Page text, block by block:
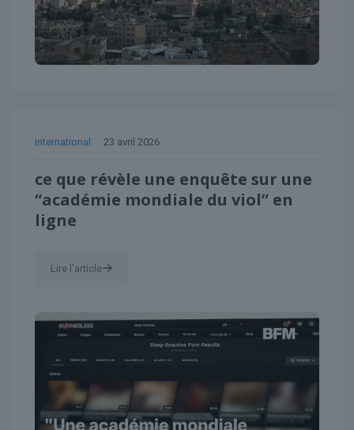
International 23 avril 2026
ce que révèle une enquête sur une
“académie mondiale du viol” en
ligne
Lire l'article